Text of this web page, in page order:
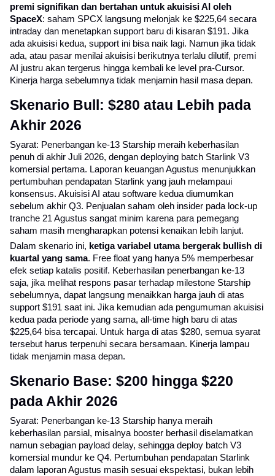
premi signifikan dan bertahan untuk akuisisi AI oleh
SpaceX: saham SPCX langsung melonjak ke $225,64 secara
intraday dan menetapkan support baru di kisaran $191. Jika
ada akuisisi kedua, support ini bisa naik lagi. Namun jika tidak
ada, atau pasar menilai akuisisi berikutnya terlalu dilutif, premi
AI justru akan tergerus hingga kembali ke level pra-Cursor.
Kinerja harga sebelumnya tidak menjamin hasil masa depan.
Skenario Bull: $280 atau Lebih pada
Akhir 2026
Syarat: Penerbangan ke-13 Starship meraih keberhasilan
penuh di akhir Juli 2026, dengan deploying batch Starlink V3
komersial pertama. Laporan keuangan Agustus menunjukkan
pertumbuhan pendapatan Starlink yang jauh melampaui
konsensus. Akuisisi AI atau software kedua diumumkan
sebelum akhir Q3. Penjualan saham oleh insider pada lock-up
tranche 21 Agustus sangat minim karena para pemegang
saham masih mengharapkan potensi kenaikan lebih lanjut.
Dalam skenario ini, ketiga variabel utama bergerak bullish di
kuartal yang sama. Free float yang hanya 5% memperbesar
efek setiap katalis positif. Keberhasilan penerbangan ke-13
saja, jika melihat respons pasar terhadap milestone Starship
sebelumnya, dapat langsung menaikkan harga jauh di atas
support $191 saat ini. Jika kemudian ada pengumuman akuisisi
kedua pada periode yang sama, all-time high baru di atas
$225,64 bisa tercapai. Untuk harga di atas $280, semua syarat
tersebut harus terpenuhi secara bersamaan. Kinerja lampau
tidak menjamin masa depan.
Skenario Base: $200 hingga $220
pada Akhir 2026
Syarat: Penerbangan ke-13 Starship hanya meraih
keberhasilan parsial, misalnya booster berhasil diselamatkan
namun sebagian payload delay, sehingga deploy batch V3
komersial mundur ke Q4. Pertumbuhan pendapatan Starlink
dalam laporan Agustus masih sesuai ekspektasi, bukan lebih